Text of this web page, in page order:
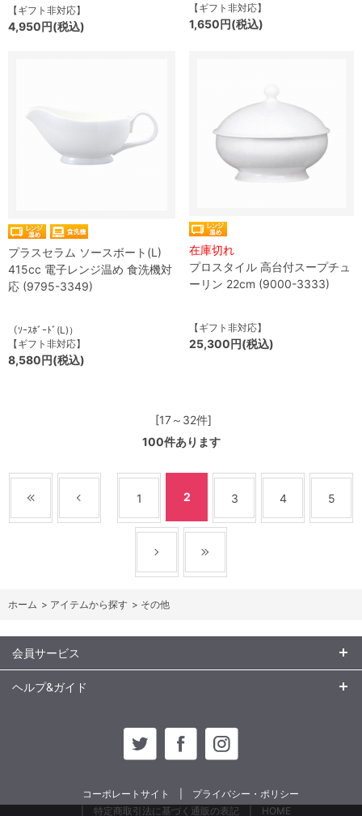
【ギフト非対応】
4,950円(税込)
【ギフト非対応】
1,650円(税込)
プラスセラム ソースボート(L)
415cc 電子レンジ温め 食洗機対
応 (9795-3349)
（ｿｰｽﾎﾞｰﾄﾞ(L)）
【ギフト非対応】
8,580円(税込)
在庫切れ
プロスタイル 高台付スープチュ
ーリン 22cm (9000-3333)
【ギフト非対応】
25,300円(税込)
[17～32件]
100件あります
1 2 3 4 5
ホーム > アイテムから探す > その他
会員サービス
ヘルプ&ガイド
コーポレートサイト
プライバシー・ポリシー
特定商取引法に基づく通販の表記
HOME